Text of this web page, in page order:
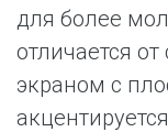
для более
отличается
экраном с